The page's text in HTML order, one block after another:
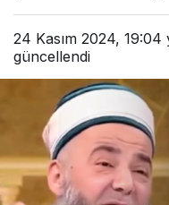
24 Kasım 2024, 19:04
güncellendi